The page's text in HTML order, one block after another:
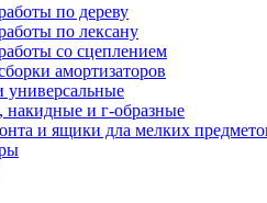
по дереву
по лексану
со сцеплением
амортизаторов
и г-образные
и ящики дла мелких